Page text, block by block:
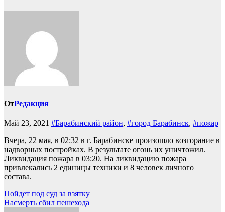
ОтРедакция
Май 23, 2021 #Барабинский район, #город Барабинск, #пожар
Вчера, 22 мая, в 02:32 в г. Барабинске произошло возгорание в
надворных постройках. В результате огонь их уничтожил.
Ликвидация пожара в 03:20. На ликвидацию пожара
привлекались 2 единицы техники и 8 человек личного
состава.
Навигация
по
Пойдет под суд за взятку
Насмерть сбил пешехода